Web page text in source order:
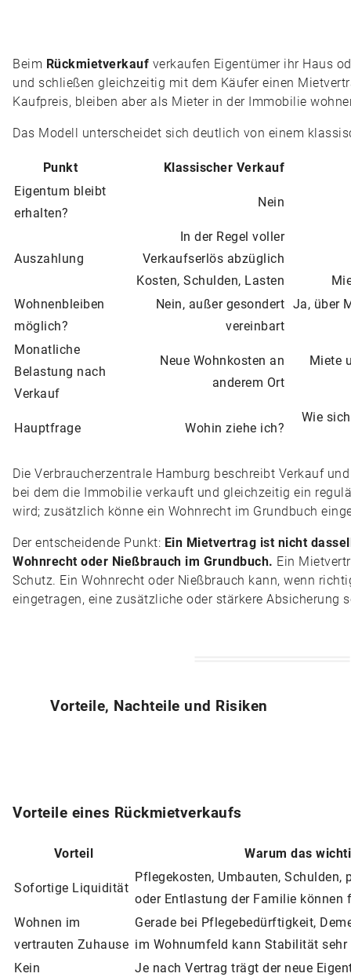
Beim Rückmietverkauf verkaufen Eigentümer ihr Haus
und schließen gleichzeitig mit dem Käufer einen
Kaufpreis, bleiben aber als Mieter in der Immobilie
Das Modell unterscheidet sich deutlich von einem
Punkt
Klassischer Verkauf
Eigentum bleibt
erhalten?
Nein
Auszahlung
In der Regel voller
Verkaufserlös abzüglich
Kosten, Schulden, Lasten
Wohnenbleiben
möglich?
Nein, außer gesondert
vereinbart
Ja, über
Monatliche
Belastung nach
Verkauf
Neue Wohnkosten an
anderem Ort
Miete
Hauptfrage Wohin ziehe ich?
Wie
Die Verbraucherzentrale Hamburg beschreibt Verkauf
bei dem die Immobilie verkauft und gleichzeitig ein
wird; zusätzlich könne ein Wohnrecht im Grundbuch
Der entscheidende Punkt: Ein Mietvertrag ist nicht
Wohnrecht oder Nießbrauch im Grundbuch. Ein
Schutz. Ein Wohnrecht oder Nießbrauch kann, wenn
eingetragen, eine zusätzliche oder stärkere Absicherung
Vorteile, Nachteile und Risiken
Vorteile eines Rückmietverkaufs
Vorteil Warum das
Sofortige Liquidität
Pflegekosten, Umbauten,
oder Entlastung der Familie können
Wohnen im
vertrauten Zuhause
Gerade bei Pflegebedürftigkeit,
im Wohnumfeld kann Stabilität
Kein
Je nach Vertrag trägt der neue